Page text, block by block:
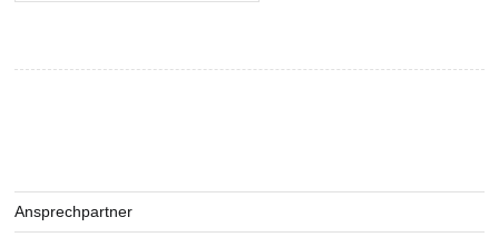
Ansprechpartner